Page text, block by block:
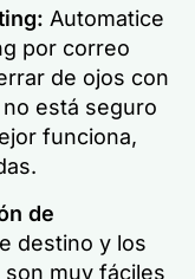
Automatice
por correo
de ojos con
está seguro
funciona,
de
destino y los
muy fáciles